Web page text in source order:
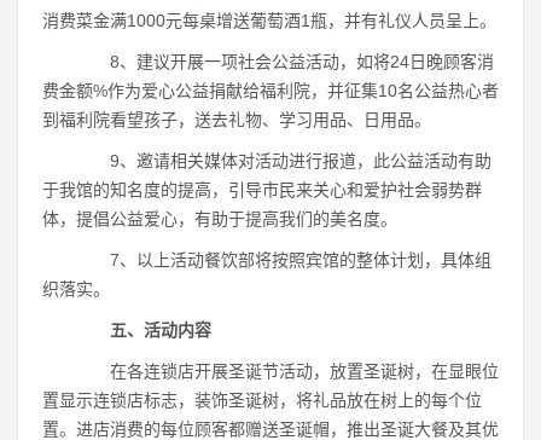
消费菜金满1000元每桌增送葡萄酒1瓶，并有礼仪人员呈上。
8、建议开展一项社会公益活动，如将24日晚顾客消
费金额%作为爱心公益捐献给福利院，并征集10名公益热心者
到福利院看望孩子，送去礼物、学习用品、日用品。
9、邀请相关媒体对活动进行报道，此公益活动有助
于我馆的知名度的提高，引导市民来关心和爱护社会弱势群
体，提倡公益爱心，有助于提高我们的美名度。
7、以上活动餐饮部将按照宾馆的整体计划，具体组
织落实。
五、活动内容
在各连锁店开展圣诞节活动，放置圣诞树，在显眼位
置显示连锁店标志，装饰圣诞树，将礼品放在树上的每个位
置。进店消费的每位顾客都赠送圣诞帽，推出圣诞大餐及其优